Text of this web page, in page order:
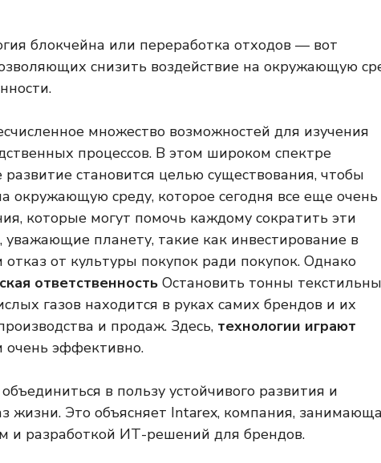
блокчейна или переработка отходов — вот
снизить воздействие на окружающую
множество возможностей для изучения
процессов. В этом широком спектре
становится целью существования, чтобы
окружающую среду, которое сегодня все еще очень
которые могут помочь каждому сократить эти
планету, такие как инвестирование в
от культуры покупок ради покупок. Однако
ответственность Остановить тонны
газов находится в руках самих брендов и их
и продаж. Здесь, технологии играют
очень эффективно.
в пользу устойчивого развития и
жизни. Это объясняет Intarex, компания,
и разработкой ИТ-решений для брендов.